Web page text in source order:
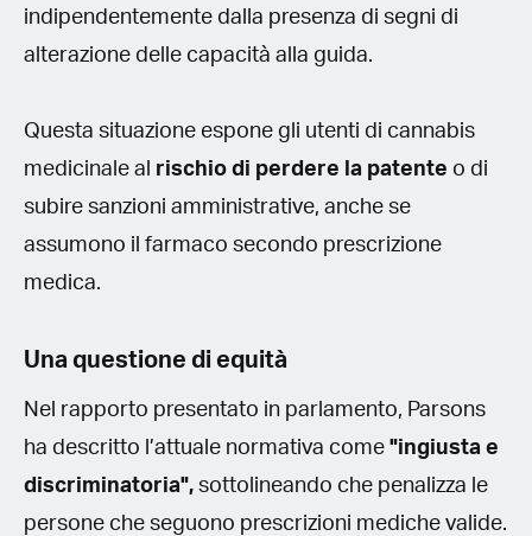
indipendentemente dalla presenza di segni di
alterazione delle capacità alla guida.
Questa situazione espone gli utenti di cannabis
medicinale al rischio di perdere la patente o di
subire sanzioni amministrative, anche se
assumono il farmaco secondo prescrizione
medica.
Una questione di equità
Nel rapporto presentato in parlamento, Parsons
ha descritto l’attuale normativa come "ingiusta e
discriminatoria", sottolineando che penalizza le
persone che seguono prescrizioni mediche valide.